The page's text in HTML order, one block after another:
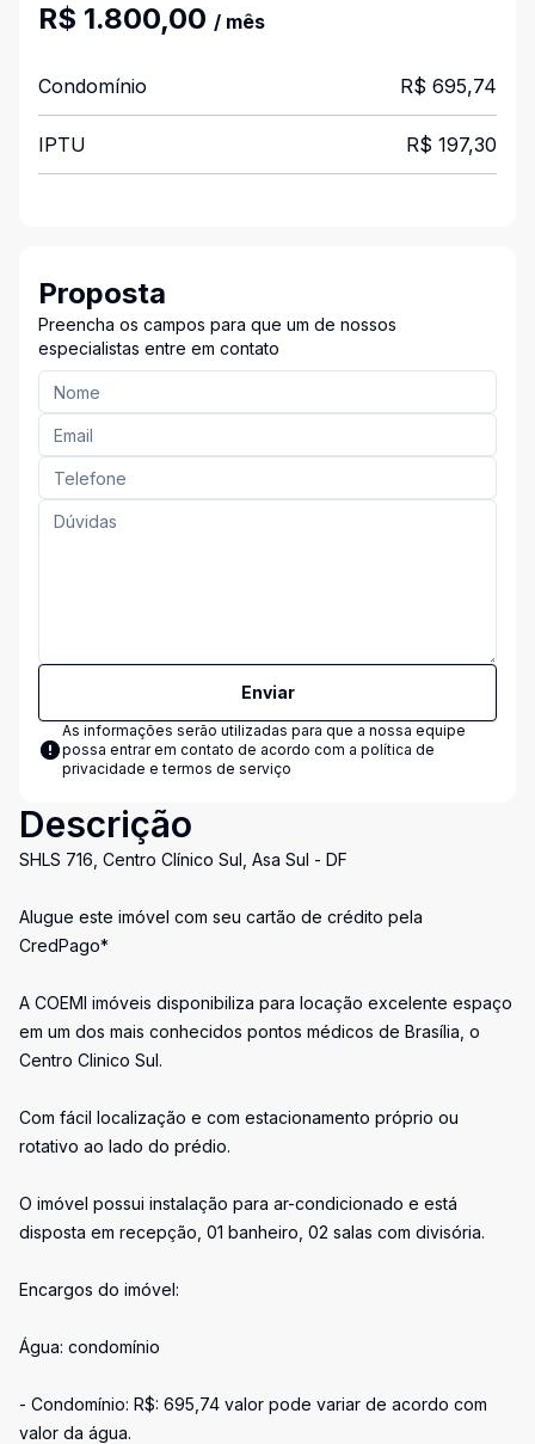
R$ 1.800,00 / mês
Condomínio R$ 695,74
IPTU R$ 197,30
Proposta
Preencha os campos para que um de nossos
especialistas entre em contato
Enviar
As informações serão utilizadas para que a nossa equipe
possa entrar em contato de acordo com a política de
privacidade e termos de serviço
Descrição
SHLS 716, Centro Clínico Sul, Asa Sul - DF
Alugue este imóvel com seu cartão de crédito pela
CredPago*
A COEMI imóveis disponibiliza para locação excelente espaço
em um dos mais conhecidos pontos médicos de Brasília, o
Centro Clinico Sul.
Com fácil localização e com estacionamento próprio ou
rotativo ao lado do prédio.
O imóvel possui instalação para ar-condicionado e está
disposta em recepção, 01 banheiro, 02 salas com divisória.
Encargos do imóvel:
Água: condomínio
- Condomínio: R$: 695,74 valor pode variar de acordo com
valor da água.